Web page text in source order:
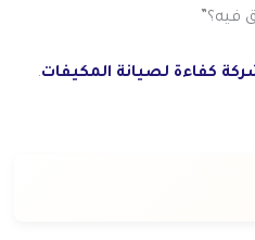
كفاءة لصيانة المكيفات.